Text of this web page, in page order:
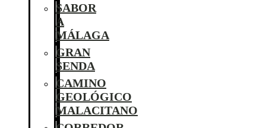
SABOR
A
MÁLAGA
GRAN
SENDA
CAMINO
GEOLÓGICO
MALACITANO